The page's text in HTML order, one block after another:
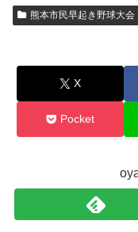
熊本市民早起き野球大会
X
Pocket